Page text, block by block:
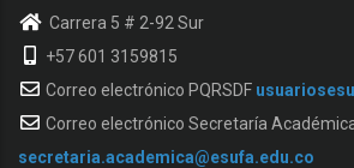
Carrera 5 # 2-92 Sur
+57 601 3159815
Correo electrónico PQRSDF
Correo electrónico Secretaría
secretaria.academica@esufa.edu.co